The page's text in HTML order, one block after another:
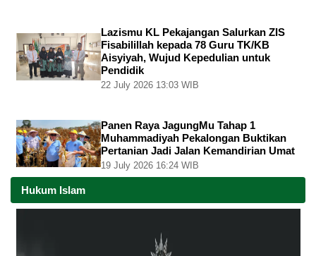
Lazismu KL Pekajangan Salurkan ZIS
Fisabilillah kepada 78 Guru TK/KB
Aisyiyah, Wujud Kepedulian untuk
Pendidik
22 July 2026 13:03 WIB
Panen Raya JagungMu Tahap 1
Muhammadiyah Pekalongan Buktikan
Pertanian Jadi Jalan Kemandirian Umat
19 July 2026 16:24 WIB
Hukum Islam